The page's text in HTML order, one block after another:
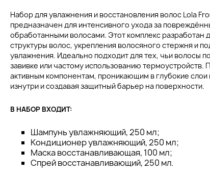
Набор для увлажнения и восстановления волос Lola
предназначен для интенсивного ухода за
обработанными волосами. Этот комплекс разработан
структуры волос, укрепления волосяного стержня и
увлажнения. Идеально подходит для тех, чьи волосы
завивке или частому использованию термоустройств.
активным компонентам, проникающим в глубокие слои
изнутри и создавая защитный барьер на поверхности.
В НАБОР ВХОДИТ:
Шампунь увлажняющий, 250 мл;
Кондиционер увлажняющий, 250 мл;
Маска восстанавливающая, 100 мл;
Спрей восстанавливающий, 250 мл.